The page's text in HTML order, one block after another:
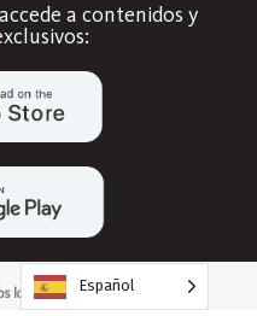
a contenidos y
los derechos reservados.
Español